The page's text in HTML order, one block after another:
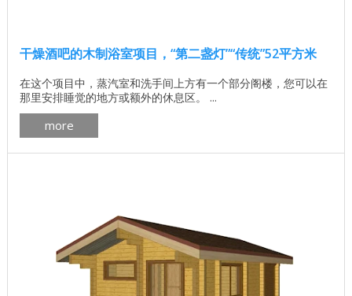
干燥酒吧的木制浴室项目，“第二盏灯”“传统”52平方米
在这个项目中，蒸汽室和洗手间上方有一个部分阁楼，您可以在
那里安排睡觉的地方或额外的休息区。 ...
more